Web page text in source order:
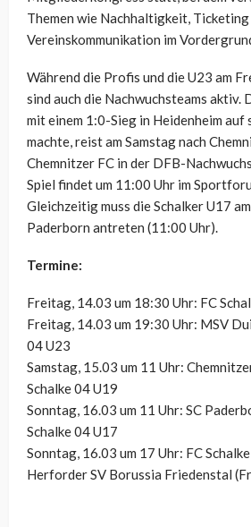
Themen wie Nachhaltigkeit, Ticketing
Vereinskommunikation im
Während die Profis und die U23 am
sind auch die Nachwuchsteams aktiv.
mit einem 1:0-Sieg in Heidenheim auf
machte, reist am Samstag nach
Chemnitzer FC in der DFB-
Spiel findet um 11:00 Uhr im
Gleichzeitig muss die Schalker U17
Paderborn antreten (11:00 Uhr).
Termine:
Freitag, 14.03 um 18:30 Uhr: FC
Freitag, 14.03 um 19:30 Uhr: MSV
04 U23
Samstag, 15.03 um 11 Uhr:
Schalke 04 U19
Sonntag, 16.03 um 11 Uhr: SC
Schalke 04 U17
Sonntag, 16.03 um 17 Uhr: FC
Herforder SV Borussia Friedenstal